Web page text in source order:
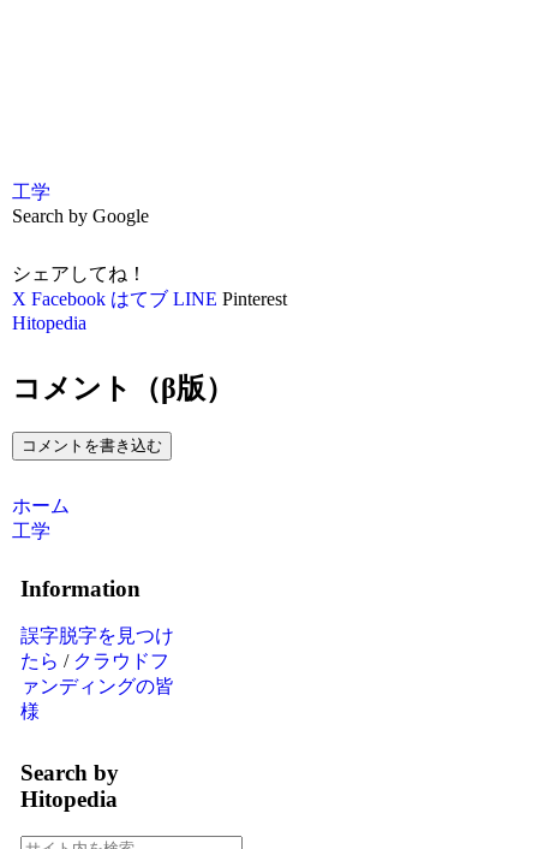
工学
Search by Google
シェアしてね！
X Facebook はてブ LINE Pinterest
Hitopedia
コメント（β版）
コメントを書き込む
ホーム
工学
Information
誤字脱字を見つけ
たら / クラウドフ
ァンディングの皆
様
Search by
Hitopedia